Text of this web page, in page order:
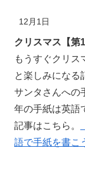
12月1日
クリスマス【第
もうすぐクリス
と楽しみになる
サンタさんへの
年の手紙は英語
記事はこちら。
語で手紙を書こ